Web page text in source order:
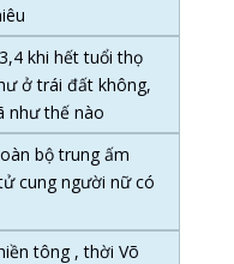
khi hết tuổi thọ
ở trái đất không,
như thế nào
bộ trung ấm
cung người nữ có
tông , thời Võ